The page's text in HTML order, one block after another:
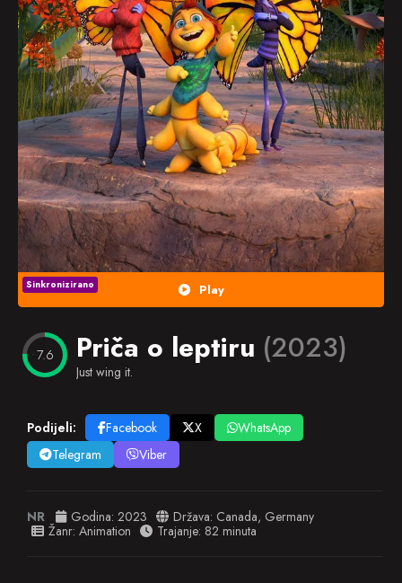
Popularno
Nasumično
Favorites
Play
Sinkronizirano
7.6 Priča o leptiru (2023)
Just wing it.
Podijeli: Facebook X
WhatsApp
Telegram
Viber
NR Godina: 2023 Država: Canada, Germany
Žanr: Animation Trajanje: 82 minuta